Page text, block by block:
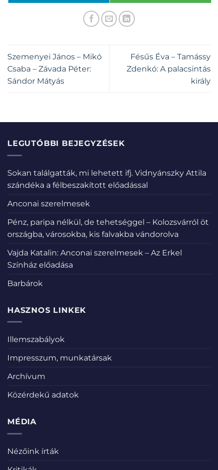
Szemenyei János – Mikó
Csaba – Závada Péter:
Sándor Mátyás
Fésűs Éva – Tamássy
Zdenkó: A palacsintás
király
LEGUTÓBBI BEJEGYZÉSEK
Sokan találgatták, mi lehetett ifj. Vidnyánszky Attila
szándéka a félbeszakított előadással
Anconai szerelmesek
Pénz, paripa nélkül, de tehetséggel – Kolozsvárról öt
országba, városokba, kis falvakba vándorolva
Vajda Katalin: Anconai szerelmesek – Az Erkel
Színház előadása
Barbárok
HASZNOS LINKEK
Illemszabályok
Impresszum, munkatársak
Archívum
Közérdekű adatok
MÉDIA
Nézőink írták